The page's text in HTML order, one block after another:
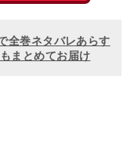
全巻ネタバレあらす
まとめてお届け